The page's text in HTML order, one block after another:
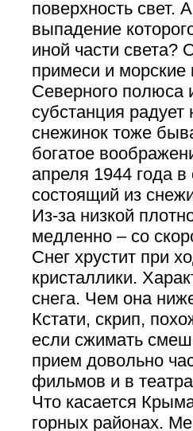
поверхность свет.
выпадение
иной части света?
примеси и морские
Северного полюса
субстанция
снежинок тоже
богатое
апреля 1944 года
состоящий из
Из-за низкой
медленно – со
Снег хрустит при
кристаллики.
снега. Чем она
Кстати, скрип,
если сжимать
прием довольно
фильмов и в
Что касается
горных районах.